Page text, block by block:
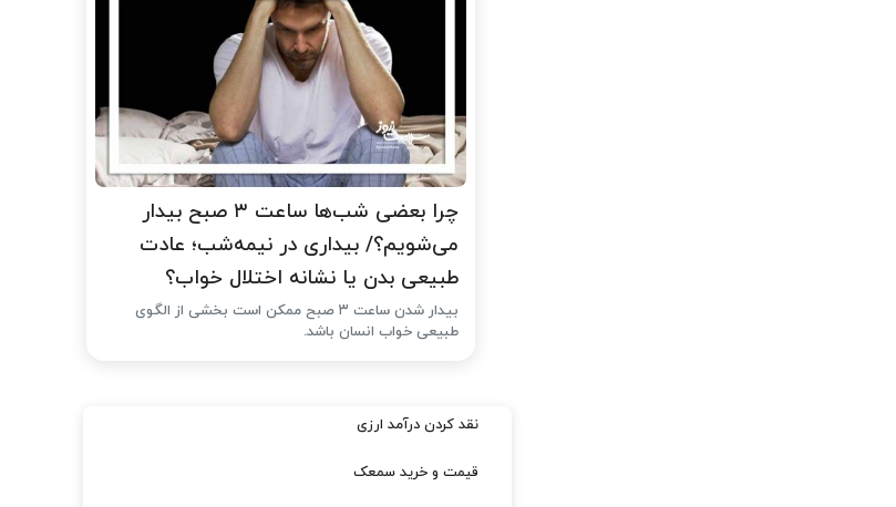
چرا بعضی شب‌ها ساعت ۳ صبح بیدار
می‌شویم؟/ بیداری در نیمه‌شب؛ عادت
طبیعی بدن یا نشانه اختلال خواب؟
بیدار شدن ساعت ۳ صبح ممکن است بخشی از الگوی
طبیعی خواب انسان باشد.
نقد کردن درآمد ارزی
قیمت و خرید سمعک